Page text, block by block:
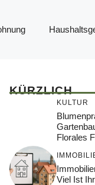
KÜRZLICH
KULTUR
Florales
Viel Ist